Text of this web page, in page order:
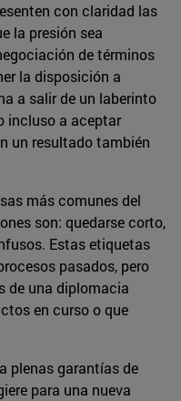
con claridad las
la presión sea
de términos
la disposición a
a salir de un laberinto
incluso a aceptar
un resultado también
más comunes del
son: quedarse corto,
Estas etiquetas
pasados, pero
de una diplomacia
en curso o que
plenas garantías de
para una nueva